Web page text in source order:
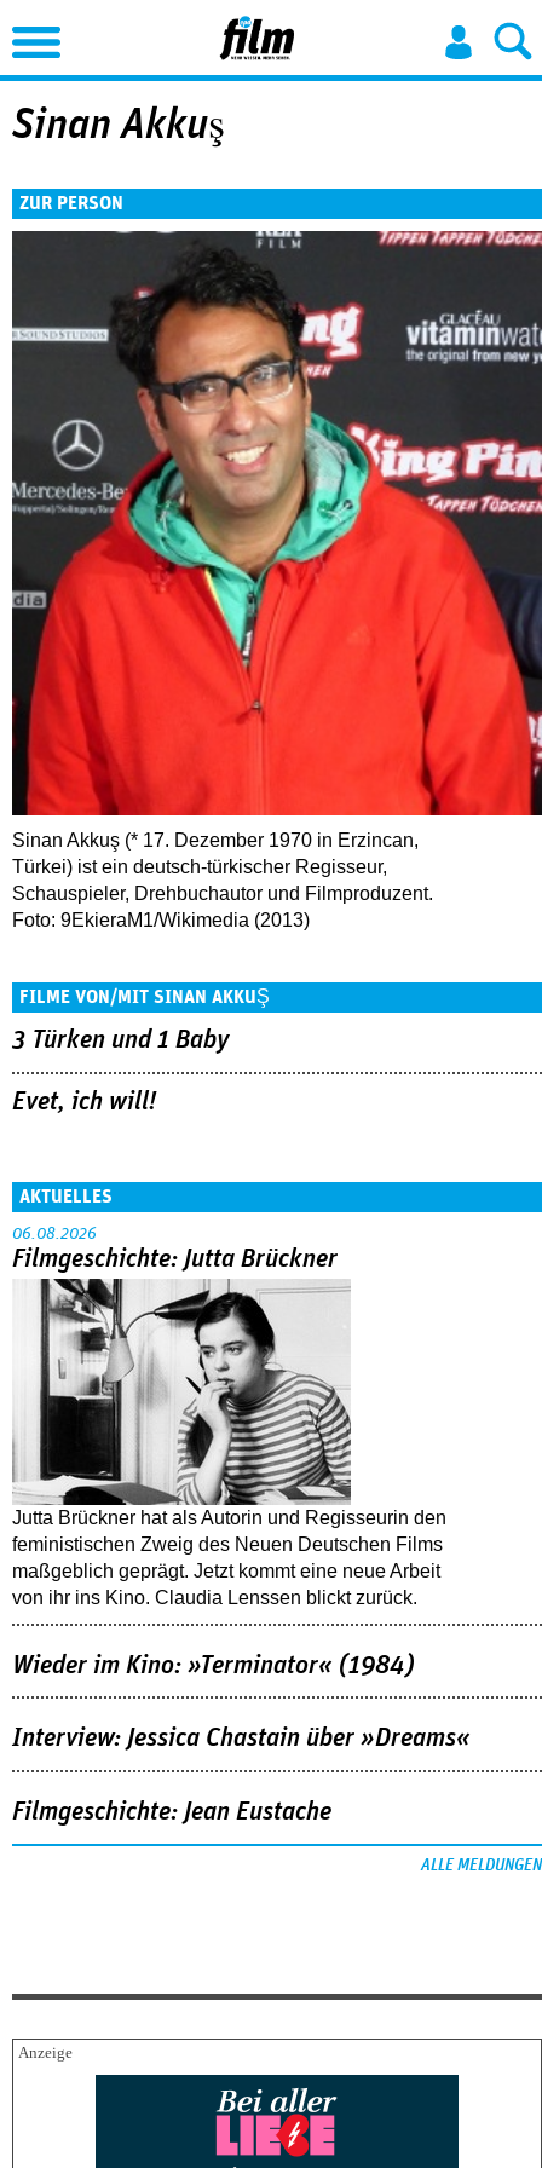
Jump to Navigation
Sinan Akkuş
ZUR PERSON
Sinan Akkuş (* 17. Dezember 1970 in Erzincan,
Türkei) ist ein deutsch-türkischer Regisseur,
Schauspieler, Drehbuchautor und Filmproduzent.
Foto: 9EkieraM1/Wikimedia (2013)
FILME VON/MIT SINAN AKKUŞ
3 Türken und 1 Baby
Evet, ich will!
AKTUELLES
06.08.2026
Filmgeschichte: Jutta Brückner
Jutta Brückner hat als Autorin und Regisseurin den
feministischen Zweig des Neuen Deutschen Films
maßgeblich geprägt. Jetzt kommt eine neue Arbeit
von ihr ins Kino. Claudia Lenssen blickt zurück.
Wieder im Kino: »Terminator« (1984)
Interview: Jessica Chastain über »Dreams«
Filmgeschichte: Jean Eustache
ALLE MELDUNGEN